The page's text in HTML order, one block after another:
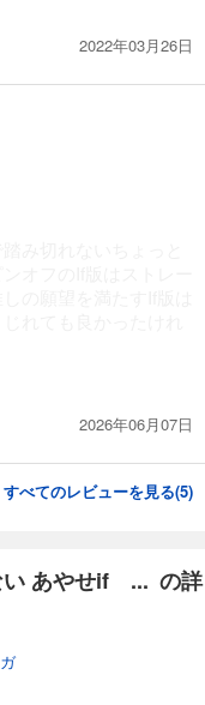
2022年03月26日
2026年06月07日
すべてのレビューを見る(5)
い あやせif ... の詳